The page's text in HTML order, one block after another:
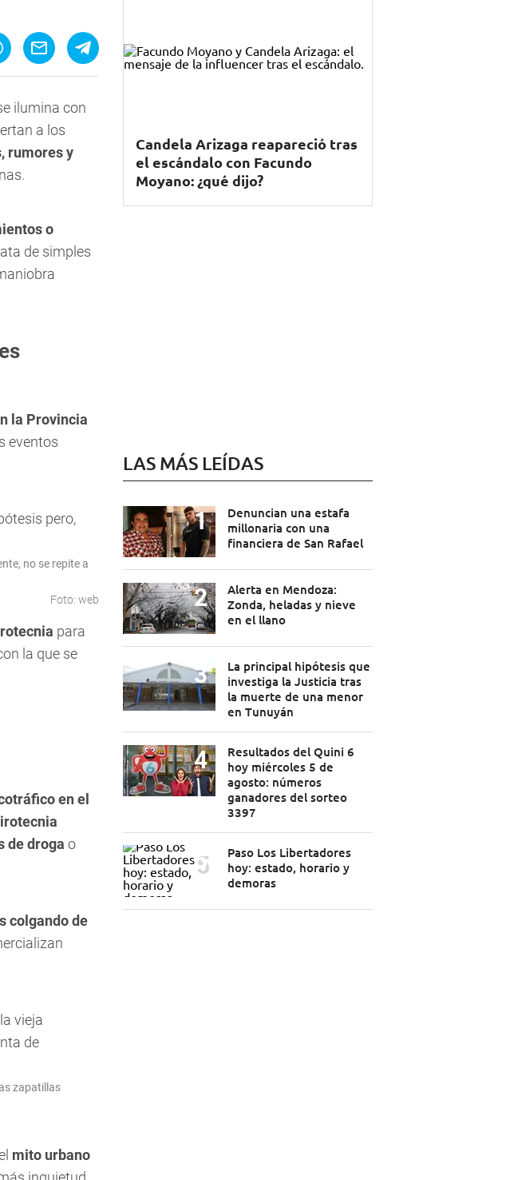
ilumina con
a los
rumores y
o
de simples
la Provincia
eventos
no se repite a
Foto: web
para
la que se
en el
de droga o
colgando de
zapatillas
mito urbano
Candela Arizaga reapareció tras
el escándalo con Facundo
Moyano: ¿qué dijo?
LAS MÁS LEÍDAS
Denuncian una estafa
millonaria con una
financiera de San Rafael
Alerta en Mendoza:
Zonda, heladas y nieve
en el llano
La principal hipótesis que
investiga la Justicia tras
la muerte de una menor
en Tunuyán
Resultados del Quini 6
hoy miércoles 5 de
agosto: números
ganadores del sorteo
3397
Paso Los Libertadores
hoy: estado, horario y
demoras